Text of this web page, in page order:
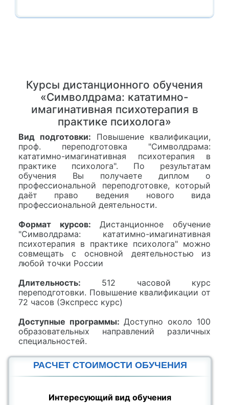
Курсы дистанционного обучения
«Символдрама: кататимно-
имагинативная психотерапия в
практике психолога»
Вид подготовки: Повышение квалификации,
проф. переподготовка "Символдрама:
кататимно-имагинативная психотерапия в
практике психолога". По результатам
обучения Вы получаете диплом о
профессиональной переподготовке, который
даёт право ведения нового вида
профессиональной деятельности.
Формат курсов: Дистанционное обучение
"Символдрама: кататимно-имагинативная
психотерапия в практике психолога" можно
совмещать с основной деятельностью из
любой точки России
Длительность: 512 часовой курс
переподготовки. Повышение квалификации от
72 часов (Экспресс курс)
Доступные программы: Доступно около 100
образовательных направлений различных
специальностей.
РАСЧЕТ СТОИМОСТИ ОБУЧЕНИЯ
Интересующий вид обучения